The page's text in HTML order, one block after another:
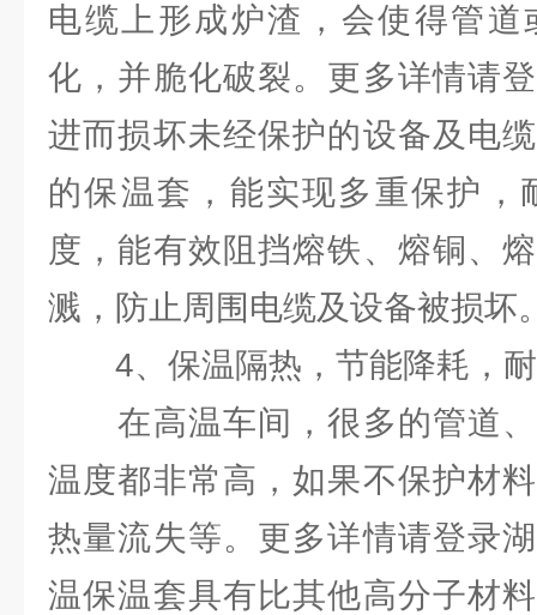
电缆上形成炉渣，会使得管
化，并脆化破裂。更多详情请
进而损坏未经保护的设备及电
的保温套，能实现多重保护，
度，能有效阻挡熔铁、熔铜、
溅，防止周围电缆及设备被损坏
4、保温隔热，节能降耗，
在高温车间，很多的管道、
温度都非常高，如果不保护材
热量流失等。更多详情请登录
温保温套具有比其他高分子材